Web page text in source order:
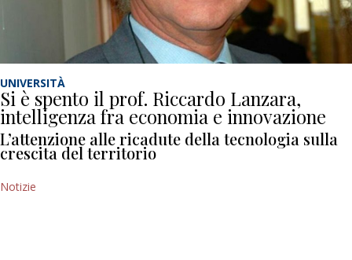
UNIVERSITÀ
Si è spento il prof. Riccardo Lanzara,
intelligenza fra economia e innovazione
L’attenzione alle ricadute della tecnologia sulla
crescita del territorio
Notizie